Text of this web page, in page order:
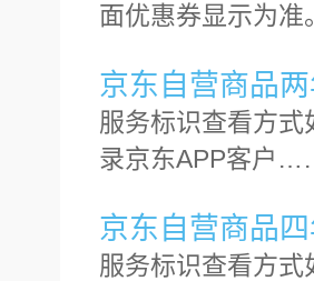
面优惠券显示为准
京东自营商品
服务标识查看方
录京东APP客户
京东自营商品
服务标识查看方